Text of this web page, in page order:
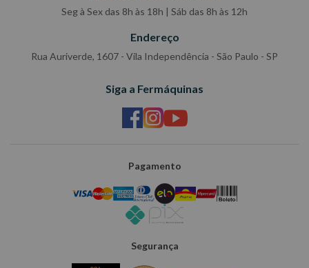
Seg à Sex das 8h às 18h | Sáb das 8h às 12h
Endereço
Rua Auriverde, 1607 - Vila Independência - São Paulo - SP
Siga a Fermáquinas
Pagamento
Segurança